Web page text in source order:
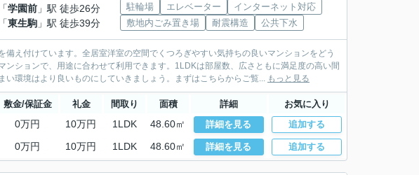
「学園前 」駅 徒歩26分
「東生駒 」駅 徒歩39分
駐輪場 エレベーター
インターネット対応
敷地内ごみ置き場
耐震構造 公共下水
え付けています。全居室洋室の空間でくつろぎやすい気持ちの良いマンションをどう
ションで、用途に合わせて利用できます。1LDKは部屋数、広さともに満足度の高い間
環境はより良いものにしていきましょう。まずはこちらからご覧... もっと見る
敷金/保証金 礼金 間取り 面積 詳細 お気に入り
0万円 10万円 1LDK 48.60㎡ 詳細を見る 追加する
0万円 10万円 1LDK 48.60㎡ 詳細を見る 追加する